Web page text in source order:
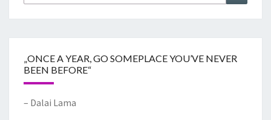
„ONCE A YEAR, GO SOMEPLACE YOU’VE NEVER
BEEN BEFORE“
– Dalai Lama